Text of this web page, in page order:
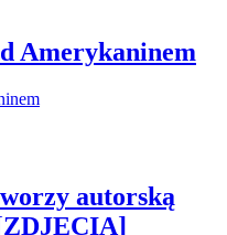
Amerykaninem
autorską